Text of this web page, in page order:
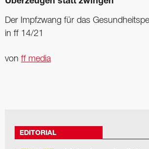
Der Impfzwang für das
in ff 14/21
von ff media
EDITORIAL